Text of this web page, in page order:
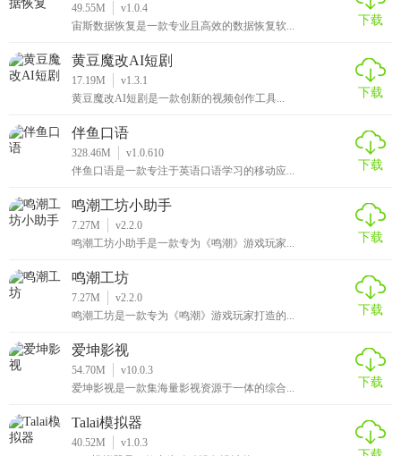
49.55M
v1.0.4
宙斯数据恢复是一款专业且高效的数据恢复软...
下载
黄豆魔改AI短剧
17.19M
v1.3.1
黄豆魔改AI短剧是一款创新的视频创作工具...
下载
伴鱼口语
328.46M
v1.0.610
伴鱼口语是一款专注于英语口语学习的移动应...
下载
鸣潮工坊小助手
7.27M
v2.2.0
鸣潮工坊小助手是一款专为《鸣潮》游戏玩家...
下载
鸣潮工坊
7.27M
v2.2.0
鸣潮工坊是一款专为《鸣潮》游戏玩家打造的...
下载
爱坤影视
54.70M
v10.0.3
爱坤影视是一款集海量影视资源于一体的综合...
下载
Talai模拟器
40.52M
v1.0.3